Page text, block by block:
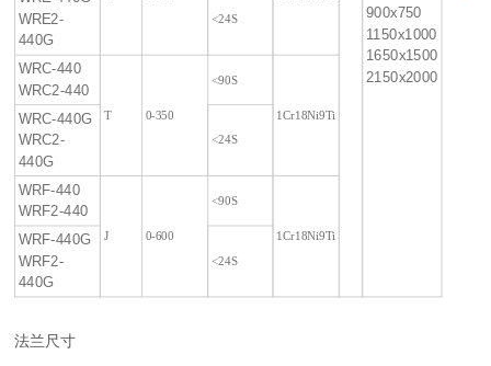
900x750
1150x1000
1650x1500
2150x2000
WRE2-
440G
<24S
WRC-440
WRC2-440
T 0-350
<90S
1Cr18Ni9Ti
WRC-440G
WRC2-
440G
<24S
WRF-440
WRF2-440
J 0-600
<90S
1Cr18Ni9Ti
WRF-440G
WRF2-
440G
<24S
法兰尺寸